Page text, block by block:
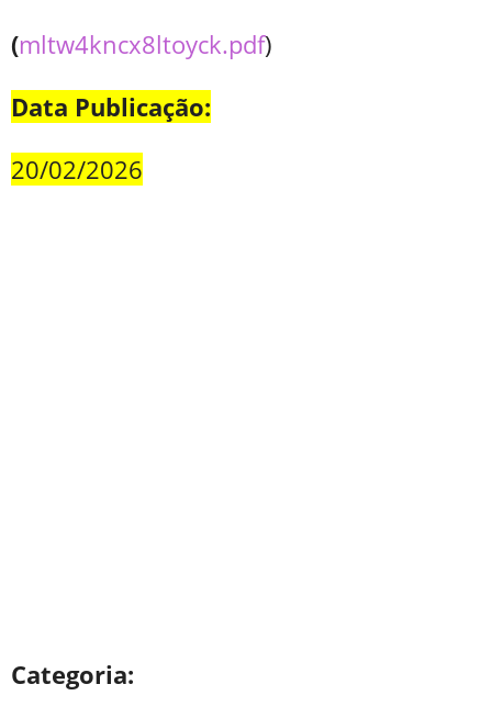
(mltw4kncx8ltoyck.pdf)
Data Publicação:
20/02/2026
Categoria: